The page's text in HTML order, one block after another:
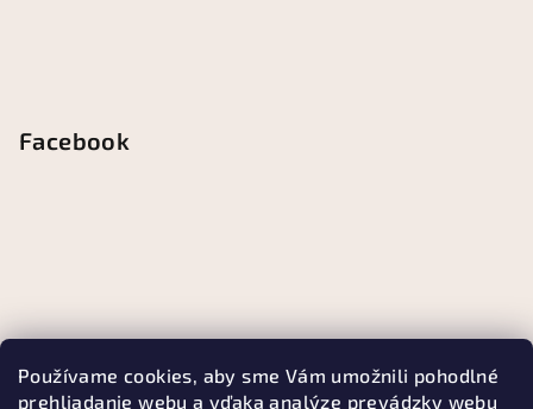
Používame cookies, aby sme Vám umožnili pohodlné
prehliadanie webu a vďaka analýze prevádzky webu
Facebook